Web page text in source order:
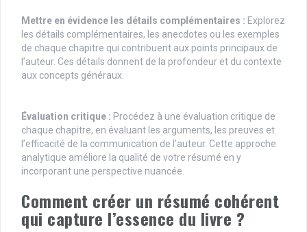
Mettre en évidence les détails complémentaires : Explorez
les détails complémentaires, les anecdotes ou les exemples
de chaque chapitre qui contribuent aux points principaux de
l’auteur. Ces détails donnent de la profondeur et du contexte
aux concepts généraux.
Évaluation critique : Procédez à une évaluation critique de
chaque chapitre, en évaluant les arguments, les preuves et
l’efficacité de la communication de l’auteur. Cette approche
analytique améliore la qualité de votre résumé en y
incorporant une perspective nuancée.
Comment créer un résumé cohérent
qui capture l’essence du livre ?